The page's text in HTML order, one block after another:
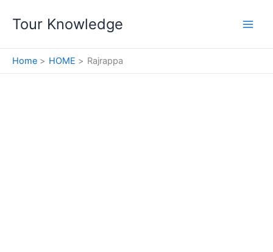
Tour Knowledge
Home HOME Rajrappa